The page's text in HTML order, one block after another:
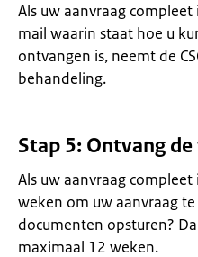
Als uw aanvraag compleet
mail waarin staat hoe u
ontvangen is, neemt de
behandeling.
Stap 5: Ontvang
Als uw aanvraag
weken om uw aanvraag
documenten opsturen?
maximaal 12 weken.